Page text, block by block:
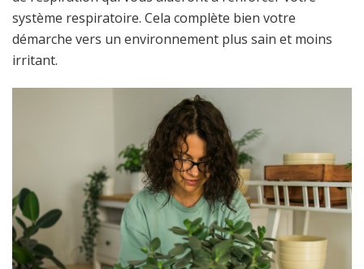
système respiratoire. Cela complète bien votre
démarche vers un environnement plus sain et moins
irritant.